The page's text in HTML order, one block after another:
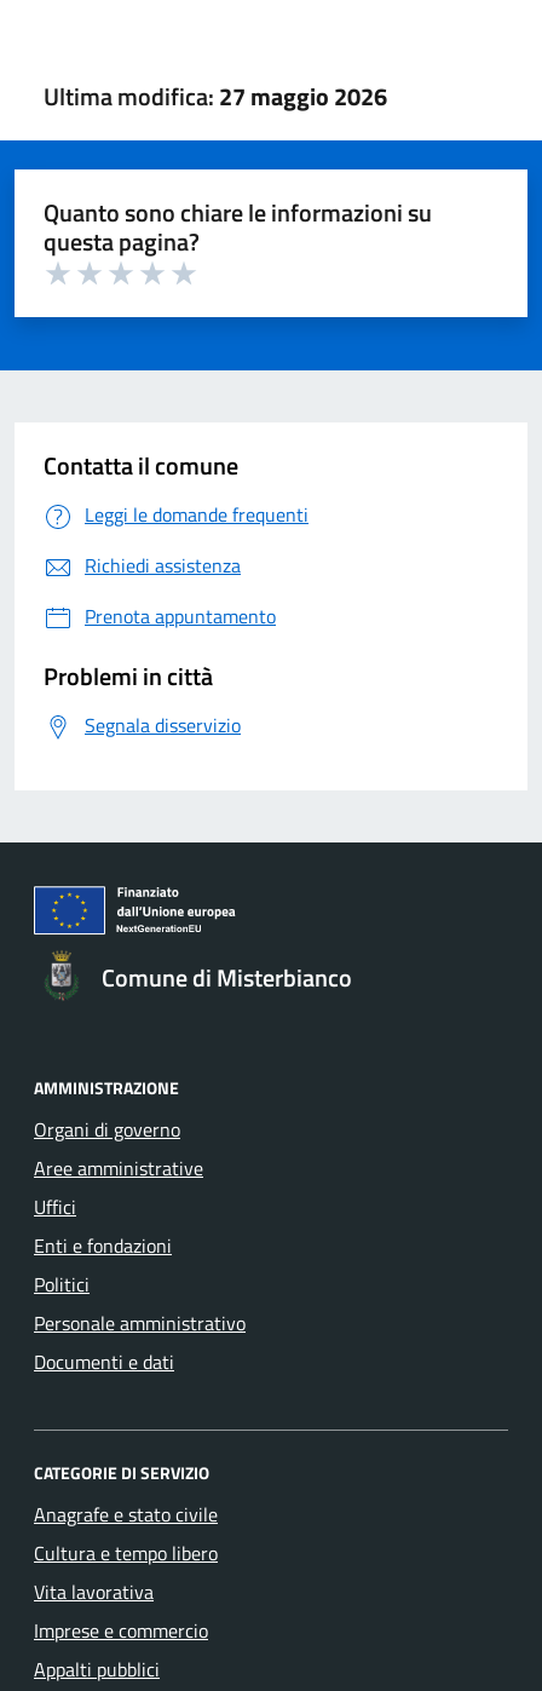
Ultima modifica:27 maggio 2026
Quanto sono chiare le informazioni su
questa pagina?
Contatta il comune
Leggi le domande frequenti
Richiedi assistenza
Prenota appuntamento
Problemi in città
Segnala disservizio
Comune di Misterbianco
AMMINISTRAZIONE
Organi di governo
Aree amministrative
Uffici
Enti e fondazioni
Politici
Personale amministrativo
Documenti e dati
CATEGORIE DI SERVIZIO
Anagrafe e stato civile
Cultura e tempo libero
Vita lavorativa
Imprese e commercio
Appalti pubblici